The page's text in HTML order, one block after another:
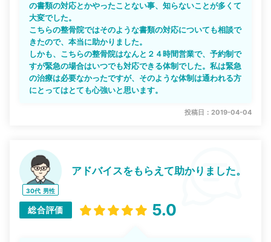
の書類の対応とかやったことない事、知らないことが多くて
大変でした。
こちらの整骨院ではそのような書類の対応についても相談で
きたので、本当に助かりました。
しかも、こちらの整骨院はなんと２４時間営業で、予約制で
すが緊急の場合はいつでも対応できる体制でした。私は緊急
の治療は必要なかったですが、そのような体制は通われる方
にとってはとても心強いと思います。
投稿日：2019-04-04
30代 男性
アドバイスをもらえて助かりました。
総合評価 5.0